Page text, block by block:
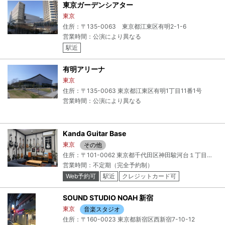
東京ガーデンシアター
東京
住所：〒135-0063 東京都江東区有明2-1-6
営業時間：公演により異なる
駅近
有明アリーナ
東京
住所：〒135-0063 東京都江東区有明1丁目11番1号
営業時間：公演により異なる
Kanda Guitar Base
東京
その他
住所：〒101-0062 東京都千代田区神田駿河台１丁目８ タニグチビル 2F
営業時間：不定期（完全予約制）
Web予約可
駅近
クレジットカード可
電子マネー可
SOUND STUDIO NOAH 新宿
東京
音楽スタジオ
住所：〒160-0023 東京都新宿区西新宿7-10-12